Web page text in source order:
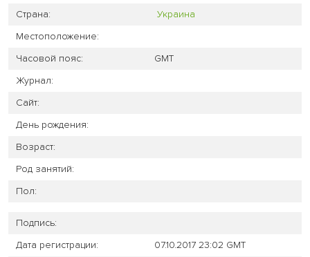
Страна:
Украина
Местоположение:
Часовой пояс:
GMT
Журнал:
Сайт:
День рождения:
Возраст:
Род занятий:
Пол:
Подпись:
Дата регистрации:
07.10.2017 23:02 GMT